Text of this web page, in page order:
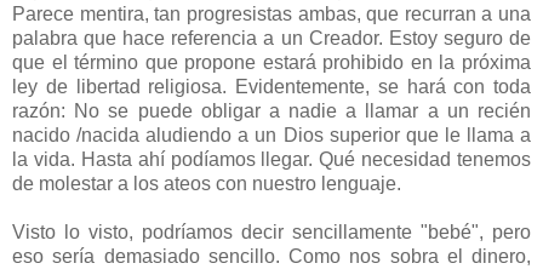
Parece mentira, tan progresistas ambas, que recurran a una
palabra que hace referencia a un Creador. Estoy seguro de
que el término que propone estará prohibido en la próxima
ley de libertad religiosa. Evidentemente, se hará con toda
razón: No se puede obligar a nadie a llamar a un recién
nacido /nacida aludiendo a un Dios superior que le llama a
la vida. Hasta ahí podíamos llegar. Qué necesidad tenemos
de molestar a los ateos con nuestro lenguaje.
Visto lo visto, podríamos decir sencillamente "bebé", pero
eso sería demasiado sencillo. Como nos sobra el dinero,